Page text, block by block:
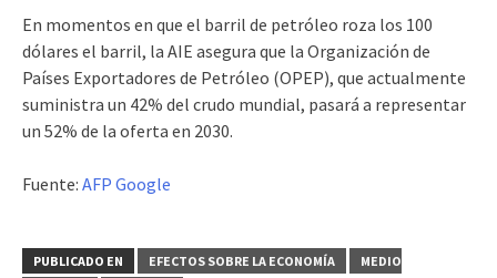
En momentos en que el barril de petróleo roza los 100
dólares el barril, la AIE asegura que la Organización de
Países Exportadores de Petróleo (OPEP), que actualmente
suministra un 42% del crudo mundial, pasará a representar
un 52% de la oferta en 2030.
Fuente: AFP Google
PUBLICADO EN EFECTOS SOBRE LA ECONOMÍA
MEDIO